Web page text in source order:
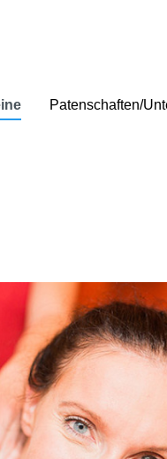
Patenschaften/